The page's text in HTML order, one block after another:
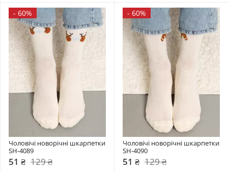
- 60%
Чоловічі новорічні шкарпетки
SH-4089
51 ₴ 129 ₴
- 60%
Чоловічі новорічні шкарпетки
SH-4090
51 ₴ 129 ₴